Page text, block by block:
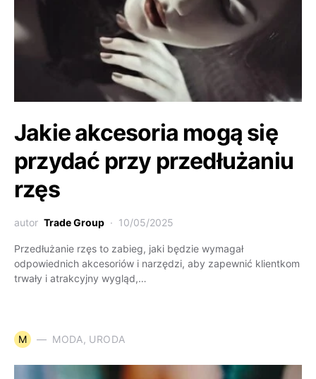
Jakie akcesoria mogą się
przydać przy przedłużaniu
rzęs
autor Trade Group 10/05/2025
Przedłużanie rzęs to zabieg, jaki będzie wymagał
odpowiednich akcesoriów i narzędzi, aby zapewnić klientkom
trwały i atrakcyjny wygląd,…
M MODA, URODA